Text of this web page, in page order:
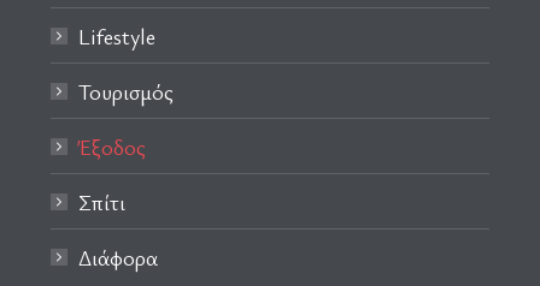
Lifestyle
Τουρισμός
Έξοδος
Σπίτι
Διάφορα